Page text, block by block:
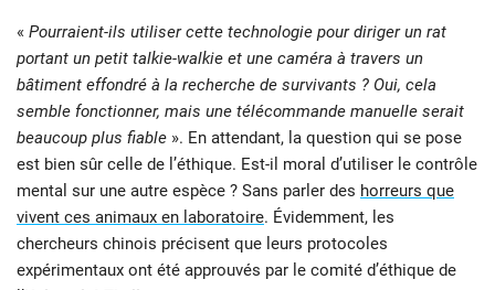
« Pourraient-ils utiliser cette technologie pour diriger un rat
portant un petit talkie-walkie et une caméra à travers un
bâtiment effondré à la recherche de survivants ? Oui, cela
semble fonctionner, mais une télécommande manuelle serait
beaucoup plus fiable ». En attendant, la question qui se pose
est bien sûr celle de l’éthique. Est-il moral d’utiliser le contrôle
mental sur une autre espèce ? Sans parler des horreurs que
vivent ces animaux en laboratoire. Évidemment, les
chercheurs chinois précisent que leurs protocoles
expérimentaux ont été approuvés par le comité d’éthique de